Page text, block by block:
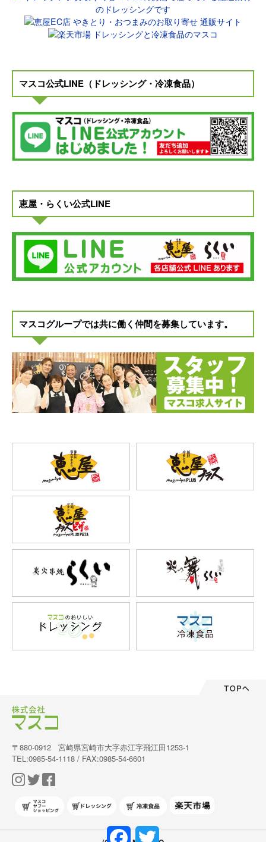
マスコ公式LINE（ドレッシング・冷凍食品）
恵屋・らくい公式LINE
マスコグループでは共に働く仲間を募集しています。
〒880-0912 宮崎県宮崎市大字赤江字飛江田1253-1
TEL:0985-54-1118 / FAX:0985-54-6601
Facebook